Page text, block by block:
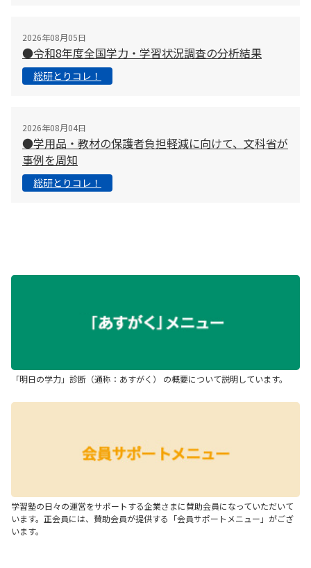
2026年08月05日
●令和8年度全国学力・学習状況調査の分析結果
総研とりコレ！
2026年08月04日
●学用品・教材の保護者負担軽減に向けて、文科省が
事例を周知
総研とりコレ！
「明日の学力」診断（通称：あすがく） の概要について説明しています。
学習塾の日々の運営をサポートする企業さまに賛助会員になっていただいて
います。正会員には、賛助会員が提供する「会員サポートメニュー」がござ
います。